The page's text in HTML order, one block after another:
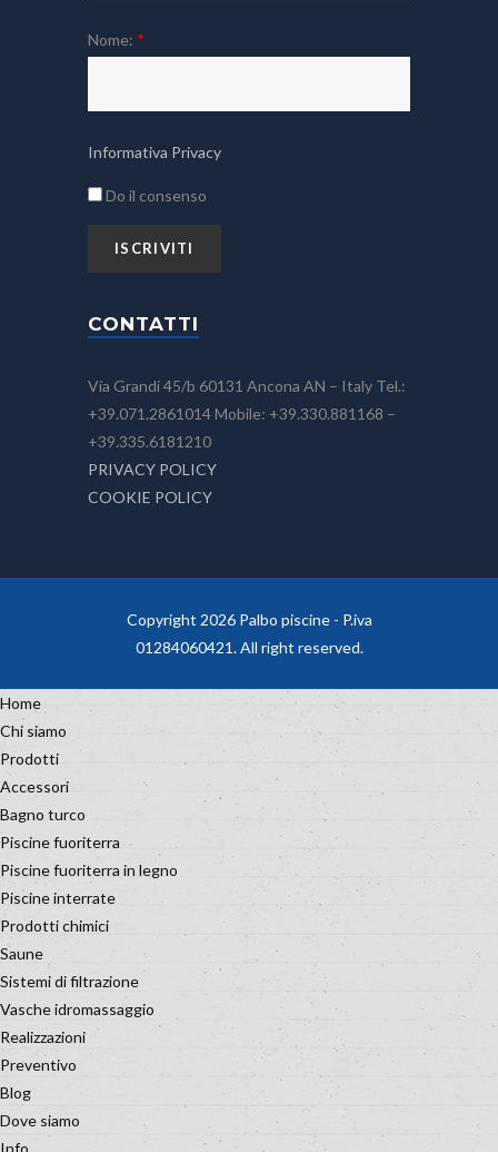
Nome: *
Informativa Privacy
Do il consenso
CONTATTI
Via Grandi 45/b 60131 Ancona AN – Italy Tel.:
+39.071.2861014 Mobile: +39.330.881168 –
+39.335.6181210
PRIVACY POLICY
COOKIE POLICY
Copyright 2026 Palbo piscine - P.iva
01284060421. All right reserved.
Home
Chi siamo
Prodotti
Accessori
Bagno turco
Piscine fuoriterra
Piscine fuoriterra in legno
Piscine interrate
Prodotti chimici
Saune
Sistemi di filtrazione
Vasche idromassaggio
Realizzazioni
Preventivo
Blog
Dove siamo